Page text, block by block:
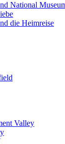
National
die Heimreise
Valley